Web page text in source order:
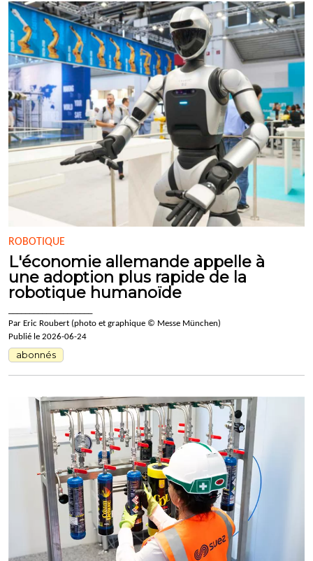
ROBOTIQUE
L'économie allemande appelle à
une adoption plus rapide de la
robotique humanoïde
Par Eric Roubert (photo et graphique © Messe München)
Publié le 2026-06-24
abonnés